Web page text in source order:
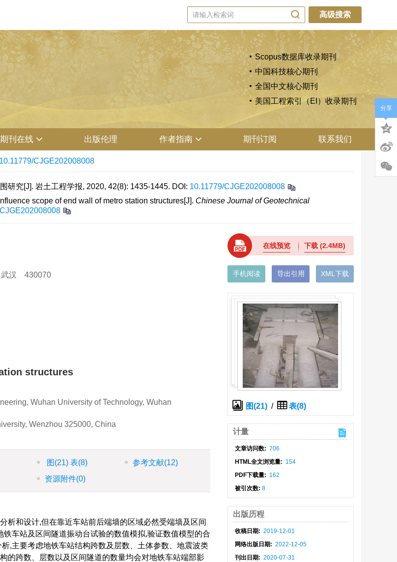
高级搜索
Scopus数据库收录期刊
中国科技核心期刊
全国中文核心期刊
美国工程索引（EI）收录期刊
期刊在线 出版伦理 作者指南 期刊订阅 联系我们
10.11779/CJGE202008008
研究[J]. 岩土工程学报, 2020, 42(8): 1435-1445. DOI: 10.11779/CJGE202008008
scope of end wall of metro station structures[J]. Chinese Journal of Geotechnical
武汉 430070
structures
Wuhan University of Technology, Wuhan
Wenzhou 325000, China
图 (21) 表(8) 参考文献(12)
资源附件(0)
析和设计,但在靠近车站前后端墙的区域必然受端墙及区间
车站及区间隧道振动台试验的数值模拟,验证数值模型的合
,主要考虑地铁车站结构跨数及层数、土体参数、地震波类
的跨数、层数以及区间隧道的数量均会对地铁车站端部影
在线预览 下载(2.4MB)
手机阅读 导出引用 XML下载
图(21) / 表(8)
计量
文章访问数: 706
HTML全文浏览量: 154
PDF下载量: 162
被引次数:8
出版历程
收稿日期: 2019-12-01
网络出版日期: 2022-12-05
刊出日期: 2020-07-31
分享